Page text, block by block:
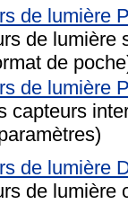
de lumière
de lumière
de
de lumière
capteurs
de lumière
de lumière